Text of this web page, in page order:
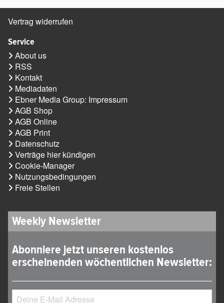
Vertrag widerrufen
Service
About us
RSS
Kontakt
Mediadaten
Ebner Media Group: Impressum
AGB Shop
AGB Online
AGB Print
Datenschutz
Verträge hier kündigen
Cookie-Manager
Nutzungsbedingungen
Freie Stellen
Weekly Newsletter
Abonniere jetzt unseren kostenlos
erscheinenden wöchentlichen Newsletter: